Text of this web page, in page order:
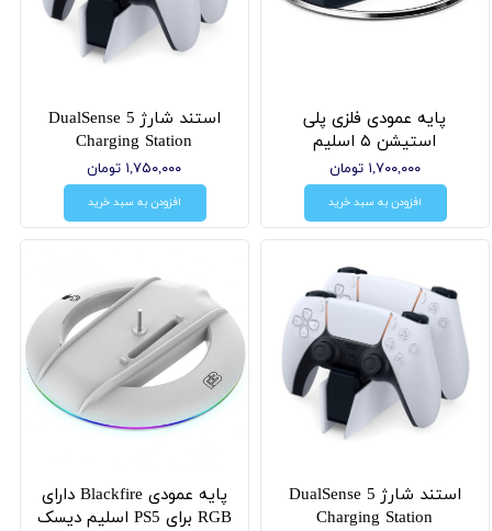
پایه عمودی فلزی پلی
استیشن ۵ اسلیم
۱,۷۰۰,۰۰۰ تومان
افزودن به سبد خرید
استند شارژ DualSense 5
Charging Station
۱,۷۵۰,۰۰۰ تومان
افزودن به سبد خرید
استند شارژ DualSense 5
Charging Station
پایه عمودی Blackfire دارای
RGB برای PS5 اسلیم دیسک